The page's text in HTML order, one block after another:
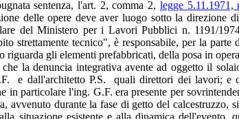
sentenza, l'art. 2, comma 2, legge 5.11.1971,
delle opere deve aver luogo sotto la direzione
del Ministero per i Lavori Pubblici n. 1191/
strettamente tecnico", è responsabile, per la
riguarda gli elementi prefabbricati, della posa in
la denuncia integrativa avente ad oggetto il
e dall'architetto P.S. quali direttori dei lavori; e
particolare l'ing. G.F. era presente per
durante la fase di getto del calcestruzzo,
situazione esistente e alla dinamica